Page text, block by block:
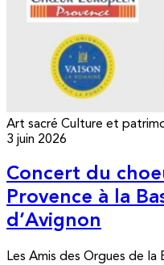
Art sacré Culture et
3 juin 2026
Concert du
Provence à la
d’Avignon
Les Amis des Orgues de la